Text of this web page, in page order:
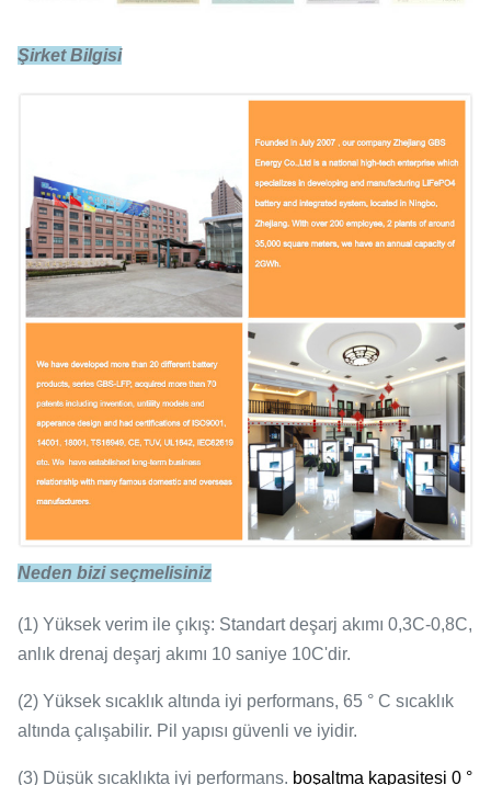
1C
Şarj sonu 3.65V
0.5C
Maksimum deşarj 1C
Ani deşarj 3C (10s)
Boşalma sonu
Çalışma sıcaklığı -20-65 ℃
3000 döngü (0.5C)
Şirket Bilgisi
Neden bizi seçmelisiniz
(1) Yüksek verim ile çıkış: Standart deşarj akımı 0,3C-0,8C,
anlık drenaj deşarj akımı 10 saniye 10C'dir.
(2) Yüksek sıcaklık altında iyi performans, 65 ° C sıcaklık
altında çalışabilir. Pil yapısı güvenli ve iyidir.
(3) Düşük sıcaklıkta iyi performans. boşaltma kapasitesi 0 °